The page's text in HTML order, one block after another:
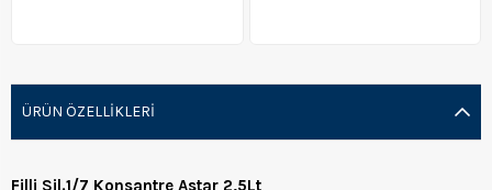
ÜRÜN ÖZELLIKLERI
Filli Sil.1/7 Konsantre Astar 2,5Lt